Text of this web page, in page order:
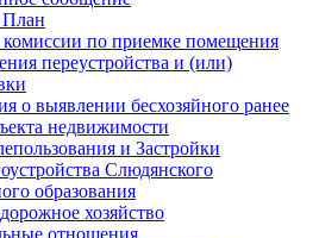
План
по приемке помещения
переустройства и (или)
о выявлении бесхозяйного ранее
недвижимости
и Застройки
Слюдянского
образования
хозяйство